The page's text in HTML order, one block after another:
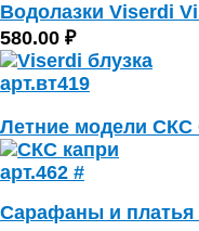
Водолазки Viserdi
580.00 ₽
Летние модели СКС
Сарафаны и